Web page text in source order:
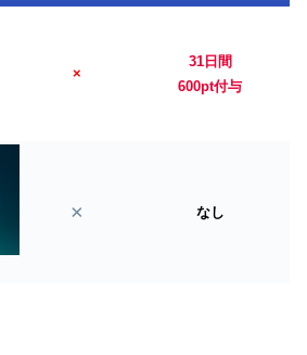
×
31日間
600pt付与
× なし